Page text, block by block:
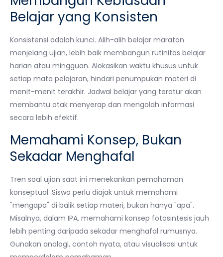
Belajar yang Konsisten
Konsistensi adalah kunci. Alih-alih belajar maraton
menjelang ujian, lebih baik membangun rutinitas belajar
harian atau mingguan. Alokasikan waktu khusus untuk
setiap mata pelajaran, hindari penumpukan materi di
menit-menit terakhir. Jadwal belajar yang teratur akan
membantu otak menyerap dan mengolah informasi
secara lebih efektif.
Memahami Konsep, Bukan
Sekadar Menghafal
Tren soal ujian saat ini menekankan pemahaman
konseptual. Siswa perlu diajak untuk memahami
"mengapa" di balik setiap materi, bukan hanya "apa".
Misalnya, dalam IPA, memahami konsep fotosintesis jauh
lebih penting daripada sekadar menghafal rumusnya.
Gunakan analogi, contoh nyata, atau visualisasi untuk